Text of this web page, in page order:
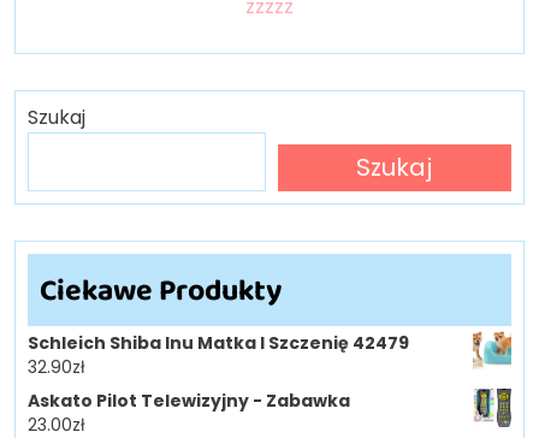
zzzzz
Szukaj
Szukaj
Ciekawe Produkty
Schleich Shiba Inu Matka I Szczenię 42479
32.90zł
Askato Pilot Telewizyjny - Zabawka
23.00zł